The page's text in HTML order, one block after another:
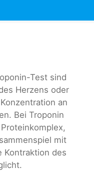
Test sind
Herzens oder
an
Bei Troponin
mit
Kontraktion des